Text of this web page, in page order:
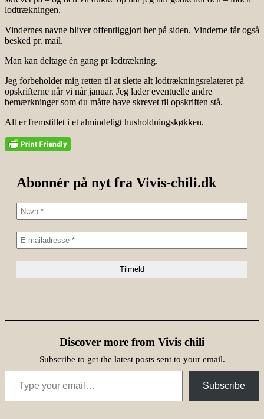
lodtrækningen.
Vindernes navne bliver offentliggjort her på siden. Vinderne får også
besked pr. mail.
Man kan deltage én gang pr lodtrækning.
Jeg forbeholder mig retten til at slette alt lodtrækningsrelateret på
opskrifterne når vi når januar. Jeg lader eventuelle andre
bemærkninger som du måtte have skrevet til opskriften stå.
Alt er fremstillet i et almindeligt husholdningskøkken.
Abonnér på nyt fra Vivis-chili.dk
Discover more from Vivis chili
Subscribe to get the latest posts sent to your email.
Type your email…
Subscribe